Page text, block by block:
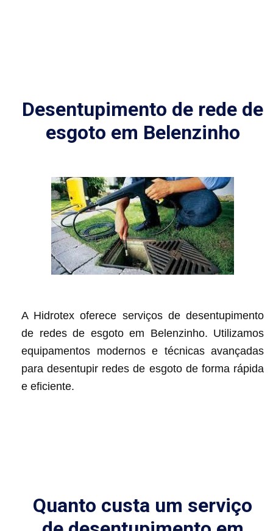
Desentupimento de rede de
esgoto em Belenzinho
A Hidrotex oferece serviços de desentupimento
de redes de esgoto em Belenzinho. Utilizamos
equipamentos modernos e técnicas avançadas
para desentupir redes de esgoto de forma rápida
e eficiente.
Quanto custa um serviço